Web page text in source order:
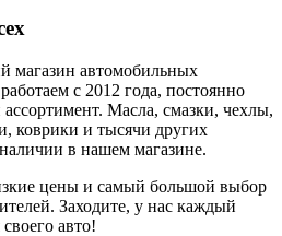
магазин автомобильных
с 2012 года, постоянно
Масла, смазки, чехлы,
коврики и тысячи других
в нашем магазине.
цены и самый большой выбор
Заходите, у нас каждый
авто!